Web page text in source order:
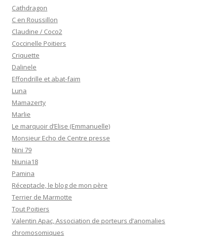
Cathdragon
C en Roussillon
Claudine / Coco2
Coccinelle Poitiers
Criquette
Dalinele
Effondrille et abat-faim
Luna
Mamazerty
Marlie
Le marquoir d’Elise (Emmanuelle)
Monsieur Echo de Centre presse
Nini 79
Niunia18
Pamina
Réceptacle, le blog de mon père
Terrier de Marmotte
Tout Poitiers
Valentin Apac, Association de porteurs d’anomalies
chromosomiques